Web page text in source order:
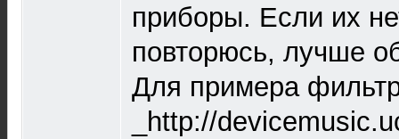
приборы. Если их
повторюсь, лучше
Для примера
_http://